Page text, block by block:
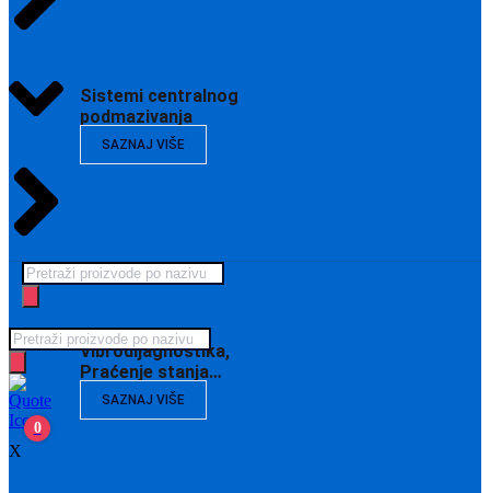
Sistemi centralnog
podmazivanja
SAZNAJ VIŠE
Vibrodijagnostika,
Praćenje stanja…
SAZNAJ VIŠE
Products
search
Products
search
0
X